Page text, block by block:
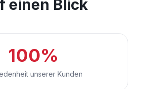
einen Blick
100%
unserer Kunden